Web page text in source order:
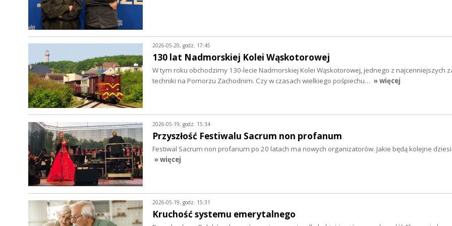
2026-05-20, godz. 17:45
130 lat Nadmorskiej Kolei Wąskotorowej
W tym roku obchodzimy 130-lecie Nadmorskiej Kolei Wąskotorowej, jednego z najcenniejszych
techniki na Pomorzu Zachodnim. Czy w czasach wielkiego pośpiechu… » więcej
2026-05-19, godz. 15:34
Przyszłość Festiwalu Sacrum non profanum
Festiwal Sacrum non profanum po 20 latach ma nowych organizatorów. Jakie będą kolejne
» więcej
2026-05-19, godz. 15:31
Kruchość systemu emerytalnego